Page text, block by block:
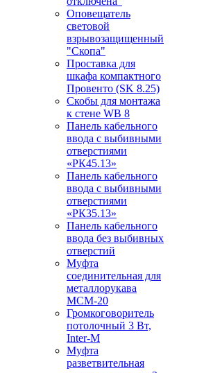
Оповещатель
световой
взрывозащищенный
"Скопа"
Проставка для
шкафа компактного
Провенто (SK 8.25)
Скобы для монтажа
к стене WB 8
Панель кабельного
ввода с выбивными
отверстиями
«РК45.13»
Панель кабельного
ввода с выбивными
отверстиями
«РК35.13»
Панель кабельного
ввода без выбивных
отверстий
Муфта
соединительная для
металлорукава
МСМ-20
Громкоговоритель
потолочный 3 Вт,
Inter-M
Муфта
разветвительная